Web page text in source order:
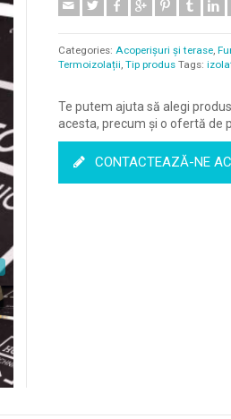
Categories:Acoperișuri și terase,
Termoizolații,Tip produs Tags:
Te putem ajuta să alegi
acesta, precum și o ofertă de
CONTACTEAZĂ-NE